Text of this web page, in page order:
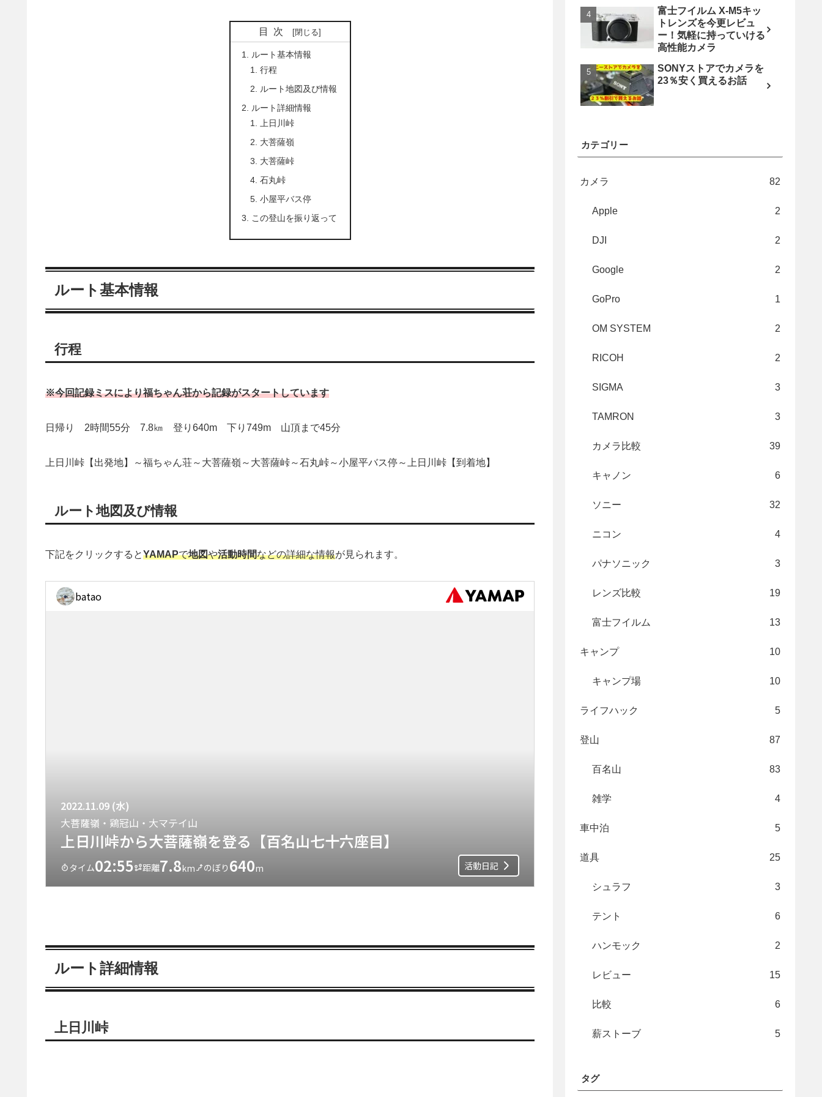
目次
ルート基本情報
行程
ルート地図及び情報
ルート詳細情報
上日川峠
大菩薩嶺
大菩薩峠
石丸峠
小屋平バス停
この登山を振り返って
ルート基本情報
行程
※今回記録ミスにより福ちゃん荘から記録がスタートしています
日帰り 2時間55分 7.8㎞ 登り640m 下り749m 山頂まで45分
上日川峠【出発地】～福ちゃん荘～大菩薩嶺～大菩薩峠～石丸峠～小屋平バス停～上日川峠【到着地】
ルート地図及び情報
下記をクリックするとYAMAPで地図や活動時間などの詳細な情報が見られます。
ルート詳細情報
上日川峠
富士フイルム X-M5キッ
トレンズを今更レビュ
ー！気軽に持っていける
高性能カメラ
SONYストアでカメラを
23％安く買えるお話
カテゴリー
カメラ 82
Apple 2
DJI 2
Google 2
GoPro 1
OM SYSTEM 2
RICOH 2
SIGMA 3
TAMRON 3
カメラ比較 39
キャノン 6
ソニー 32
ニコン 4
パナソニック 3
レンズ比較 19
富士フイルム 13
キャンプ 10
キャンプ場 10
ライフハック 5
登山 87
百名山 83
雑学 4
車中泊 5
道具 25
シュラフ 3
テント 6
ハンモック 2
レビュー 15
比較 6
薪ストーブ 5
タグ